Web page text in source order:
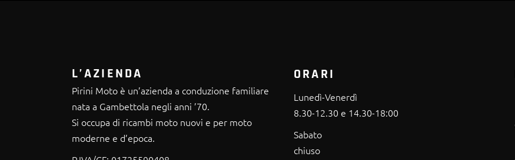
L’AZIENDA
Pirini Moto è un’azienda a conduzione familiare
nata a Gambettola negli anni ’70.
Si occupa di ricambi moto nuovi e per moto
moderne e d’epoca.
ORARI
Lunedì-Venerdì
8.30-12.30 e 14.30-18:00
Sabato
chiuso